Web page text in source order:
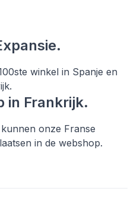
winkel in Spanje en
in Frankrijk.
onze Franse
in de webshop.